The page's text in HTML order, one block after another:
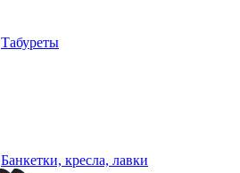
Табуреты
Банкетки, кресла, лавки